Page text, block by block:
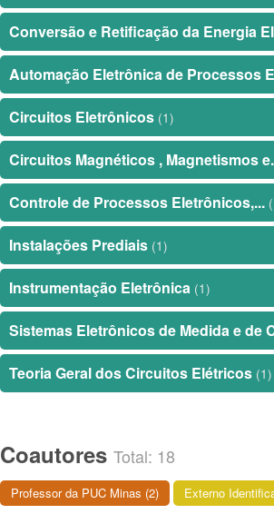
Conversão e Retificação da Energia
Automação Eletrônica de Processos
Circuitos Eletrônicos (1)
Circuitos Magnéticos , Magnetismos
Controle de Processos Eletrônicos,...
Instalações Prediais (1)
Instrumentação Eletrônica (1)
Sistemas Eletrônicos de Medida e de
Teoria Geral dos Circuitos Elétricos (1)
Coautores Total: 18
Professor da PUC Minas (2) Externo